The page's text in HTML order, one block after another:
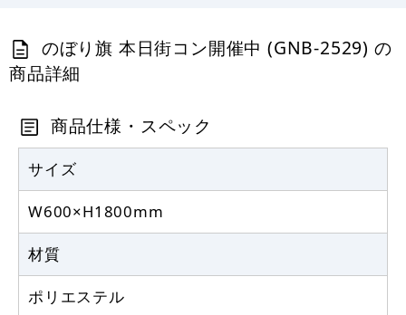
367円 税抜
注水型マルチのぼりスタンド 20L
のぼり旗 本日街コン開催中 (GNB-2529) の
商品詳細
商品仕様・スペック
サイズ
W600×H1800mm
材質
ポリエステル